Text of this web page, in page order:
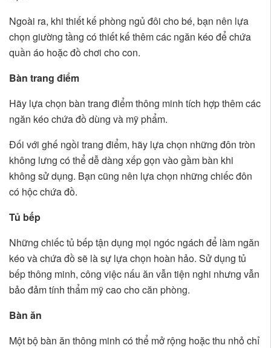
Ngoài ra, khi thiết kế phòng ngủ đôi cho bé, bạn nên lựa
chọn giường tầng có thiết kế thêm các ngăn kéo để chứa
quần áo hoặc đồ chơi cho con.
Bàn trang điểm
Hãy lựa chọn bàn trang điểm thông minh tích hợp thêm các
ngăn kéo chứa đồ dùng và mỹ phẩm.
Đối với ghế ngồi trang điểm, hãy lựa chọn những đôn tròn
không lưng có thể dễ dàng xếp gọn vào gầm bàn khi
không sử dụng. Bạn cũng nên lựa chọn những chiếc đôn
có hộc chứa đồ.
Tủ bếp
Những chiếc tủ bếp tận dụng mọi ngóc ngách để làm ngăn
kéo và chứa đồ sẽ là sự lựa chọn hoàn hảo. Sử dụng tủ
bếp thông minh, công việc nấu ăn vẫn tiện nghi nhưng vẫn
bảo đảm tính thẩm mỹ cao cho căn phòng.
Bàn ăn
Một bộ bàn ăn thông minh có thể mở rộng hoặc thu nhỏ chỉ